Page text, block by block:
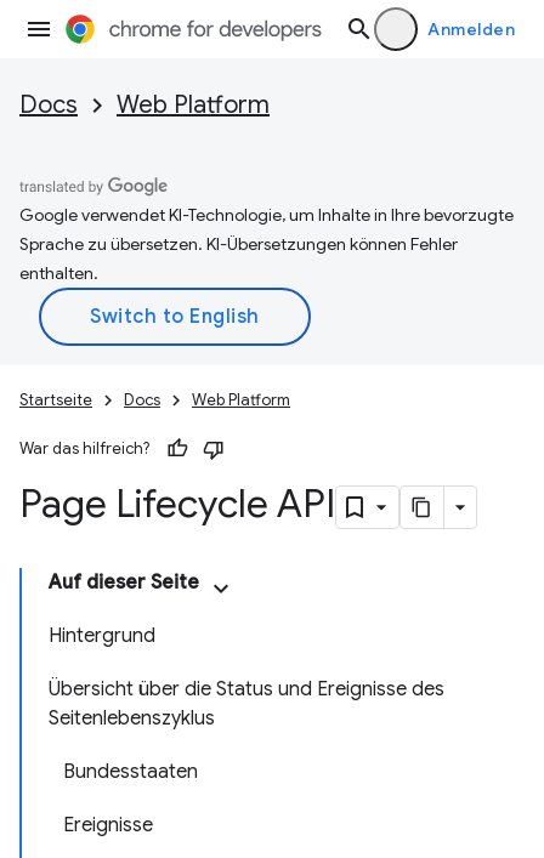
Anmelden
Docs Web Platform
Google verwendet KI-Technologie, um Inhalte in Ihre bevorzugte
Sprache zu übersetzen. KI-Übersetzungen können Fehler
enthalten.
Startseite Docs Web Platform
War das hilfreich?
Page Lifecycle API
Auf dieser Seite
Hintergrund
Übersicht über die Status und Ereignisse des
Seitenlebenszyklus
Bundesstaaten
Ereignisse